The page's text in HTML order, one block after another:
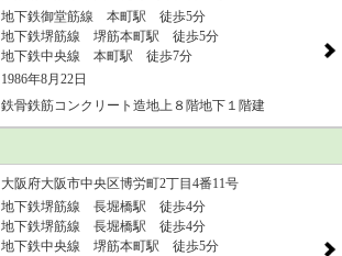
地下鉄御堂筋線 本町駅 徒歩5分
地下鉄堺筋線 堺筋本町駅 徒歩5分
地下鉄中央線 本町駅 徒歩7分
1986年8月22日
鉄骨鉄筋コンクリート造地上８階地下１階建
大阪府大阪市中央区博労町2丁目4番11号
地下鉄堺筋線 長堀橋駅 徒歩4分
地下鉄堺筋線 長堀橋駅 徒歩4分
地下鉄中央線 堺筋本町駅 徒歩5分